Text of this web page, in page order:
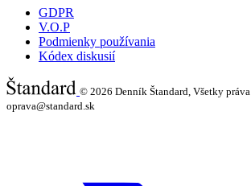
GDPR
V.O.P
Podmienky používania
Kódex diskusií
© 2026 Denník Štandard, Všetky
oprava@standard.sk